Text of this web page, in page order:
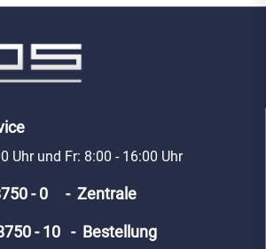
Uhr und Fr: 8:00 - 16:00 Uhr
- 0 - Zentrale
- 10 - Bestellung